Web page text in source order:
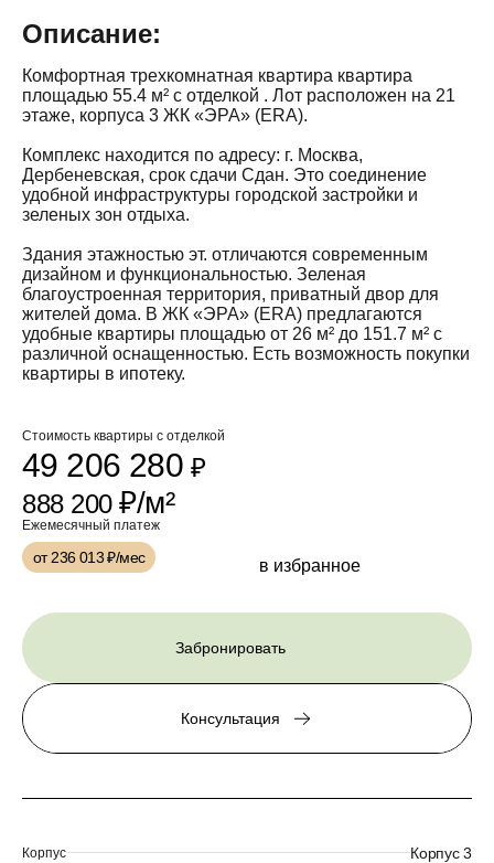
Описание:
Комфортная трехкомнатная квартира квартира
площадью 55.4 м² с отделкой . Лот расположен на 21
этаже, корпуса 3 ЖК «ЭРА» (ERA).
Комплекс находится по адресу: г. Москва,
Дербеневская, срок сдачи Сдан. Это соединение
удобной инфраструктуры городской застройки и
зеленых зон отдыха.
Здания этажностью эт. отличаются современным
дизайном и функциональностью. Зеленая
благоустроенная территория, приватный двор для
жителей дома. В ЖК «ЭРА» (ERA) предлагаются
удобные квартиры площадью от 26 м² до 151.7 м² с
различной оснащенностью. Есть возможность покупки
квартиры в ипотеку.
Стоимость квартиры с отделкой
49 206 280₽
888 200₽/м²
Ежемесячный платеж
от 236 013₽/мес в избранное
Забронировать
Консультация
Корпус Корпус 3